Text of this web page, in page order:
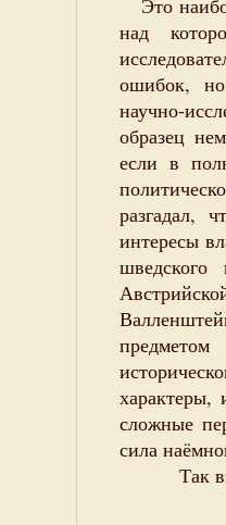
Это
над
ошибок, но
научно-
образец
если в
разгадал,
интересы
шведского
характеры,
сложные
сила
Так